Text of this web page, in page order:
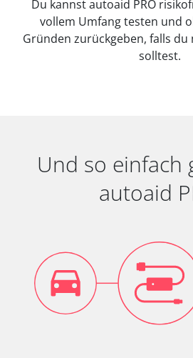
Du kannst autoaid PRO
vollem Umfang testen und
Gründen zurückgeben, falls
solltest.
Und so einfach
autoaid